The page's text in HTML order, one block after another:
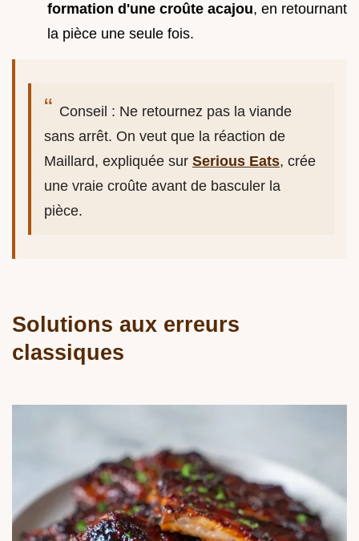
formation d'une croûte acajou, en retournant
la pièce une seule fois.
Conseil : Ne retournez pas la viande
sans arrêt. On veut que la réaction de
Maillard, expliquée sur Serious Eats, crée
une vraie croûte avant de basculer la
pièce.
Solutions aux erreurs
classiques